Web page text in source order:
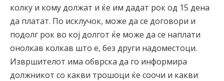
колку и кому должат и ќе им дадат рок од 15 дена
да платат. По исклучок, може да се договори и
подолг рок во кој долгот ќе може да се наплати
онолкав колкав што е, без други надоместоци.
Извршителот има обврска да го информира
должникот со какви трошоци ќе соочи и какви